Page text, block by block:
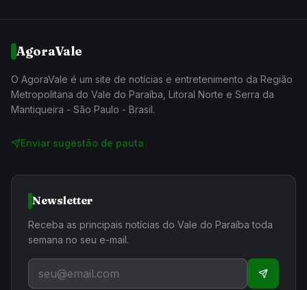
AgoraVale
O AgoraVale é um site de notícias e entretenimento da Região
Metropolitana do Vale do Paraíba, Litoral Norte e Serra da
Mantiqueira - São Paulo - Brasil.
Enviar sugestão de pauta
Newsletter
Receba as principais notícias do Vale do Paraíba toda
semana no seu e-mail.